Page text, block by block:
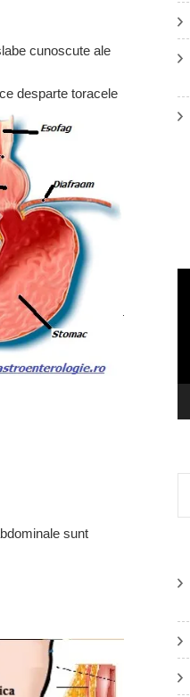
cunoscute ale
desparte toracele
sunt